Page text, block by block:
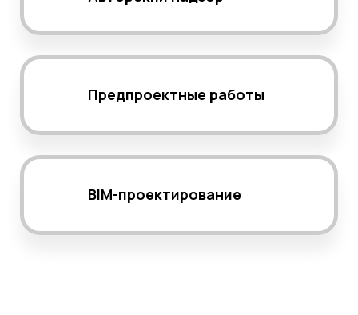
Предпроектные работы
BIM-проектирование